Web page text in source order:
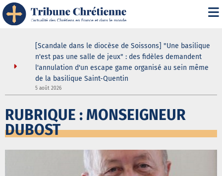
[Scandale dans le diocèse de Soissons] "Une basilique
n'est pas une salle de jeux" : des fidèles demandent
l'annulation d'un escape game organisé au sein même
de la basilique Saint-Quentin
5 août 2026
RUBRIQUE : MONSEIGNEUR
DUBOST